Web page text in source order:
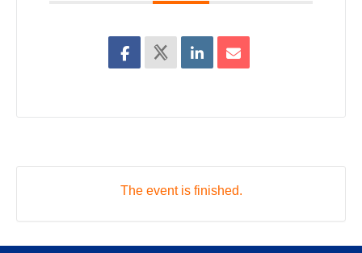
The event is finished.